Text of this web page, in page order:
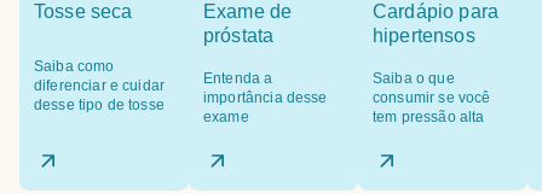
Tosse seca
Saiba como
diferenciar e cuidar
desse tipo de tosse
Exame de
próstata
Entenda a
importância desse
exame
Cardápio para
hipertensos
Saiba o que
consumir se você
tem pressão alta